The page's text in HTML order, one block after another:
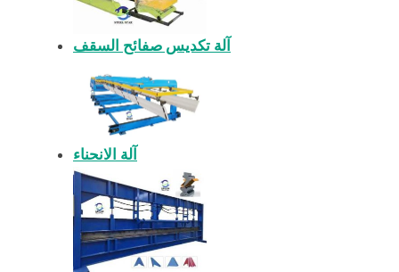
آلة تكديس صفائح السقف
آلة الانحناء